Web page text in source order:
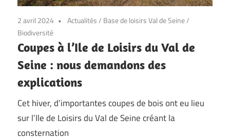
2 avril 2024 Actualités/ Base de loisirs Val de Seine/
Biodiversité
Coupes à l’Ile de Loisirs du Val de
Seine : nous demandons des
explications
Cet hiver, d’importantes coupes de bois ont eu lieu
sur l’Ile de Loisirs du Val de Seine créant la
consternation